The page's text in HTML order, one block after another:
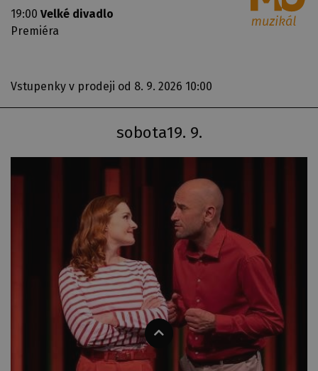
19:00 Velké divadlo
Premiéra
Vstupenky v prodeji od 8. 9. 2026 10:00
19. 9.
sobota